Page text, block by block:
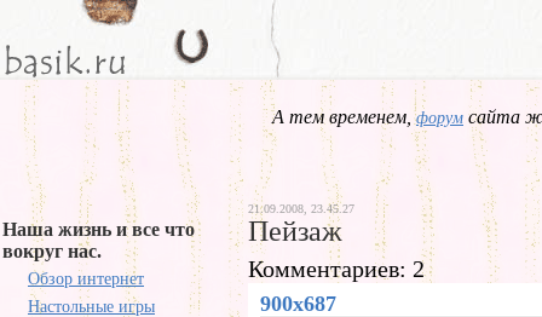
А тем временем,форум сайта
Наша жизнь и все что
вокруг нас.
Обзор интернет
Настольные игры
21.09.2008, 23.45.27
Пейзаж
Комментариев: 2
900x687